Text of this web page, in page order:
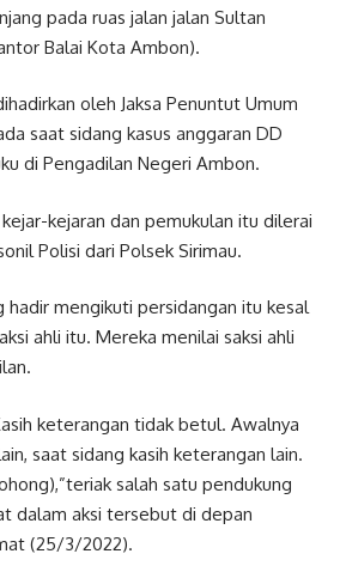
pada ruas jalan jalan Sultan
Balai Kota Ambon).
oleh Jaksa Penuntut Umum
saat sidang kasus anggaran DD
di Pengadilan Negeri Ambon.
kejaran dan pemukulan itu dilerai
Polisi dari Polsek Sirimau.
hadir mengikuti persidangan itu kesal
ahli itu. Mereka menilai saksi ahli
keterangan tidak betul. Awalnya
saat sidang kasih keterangan lain.
salah satu pendukung
dalam aksi tersebut di depan
(25/3/2022).